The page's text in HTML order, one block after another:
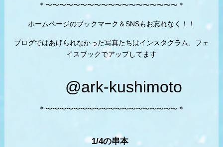
＊〜〜〜〜〜〜〜〜〜〜〜〜〜〜〜〜〜〜〜＊
ホームページのブックマーク＆SNSもお忘れなく！！
ブログではあげられなかった写真たちはインスタグラム、フェ
イスブックでアップしてます
@ark-kushimoto
＊〜〜〜〜〜〜〜〜〜〜〜〜〜〜〜〜〜〜〜＊
1/4の串本